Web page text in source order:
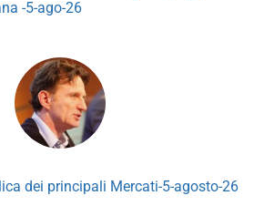
-5-ago-26
dei principali Mercati-5-agosto-26